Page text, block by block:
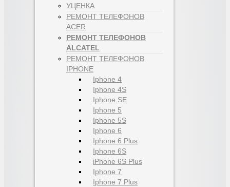
УЦЕНКА
РЕМОНТ ТЕЛЕФОНОВ
ACER
РЕМОНТ ТЕЛЕФОНОВ
ALCATEL
РЕМОНТ ТЕЛЕФОНОВ
IPHONE
Iphone 4
Iphone 4S
Iphone SE
Iphone 5
Iphone 5S
Iphone 6
Iphone 6 Plus
Iphone 6S
iPhone 6S Plus
Iphone 7
Iphone 7 Plus